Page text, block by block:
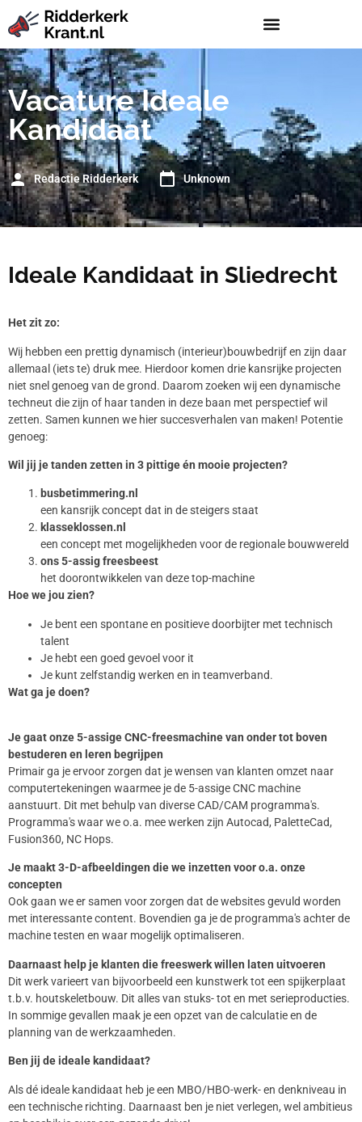
Vacature Ideale
Kandidaat
Redactie Ridderkerk Unknown
Ideale Kandidaat in Sliedrecht
Het zit zo:
Wij hebben een prettig dynamisch (interieur)bouwbedrijf en zijn daar
allemaal (iets te) druk mee. Hierdoor komen drie kansrijke projecten
niet snel genoeg van de grond. Daarom zoeken wij een dynamische
techneut die zijn of haar tanden in deze baan met perspectief wil
zetten. Samen kunnen we hier succesverhalen van maken! Potentie
genoeg:
Wil jij je tanden zetten in 3 pittige én mooie projecten?
busbetimmering.nl
een kansrijk concept dat in de steigers staat
klasseklossen.nl
een concept met mogelijkheden voor de regionale bouwwereld
ons 5-assig freesbeest
het doorontwikkelen van deze top-machine
Hoe we jou zien?
Je bent een spontane en positieve doorbijter met technisch
talent
Je hebt een goed gevoel voor it
Je kunt zelfstandig werken en in teamverband.
Wat ga je doen?
Je gaat onze 5-assige CNC-freesmachine van onder tot boven
bestuderen en leren begrijpen
Primair ga je ervoor zorgen dat je wensen van klanten omzet naar
computertekeningen waarmee je de 5-assige CNC machine
aanstuurt. Dit met behulp van diverse CAD/CAM programma's.
Programma's waar we o.a. mee werken zijn Autocad, PaletteCad,
Fusion360, NC Hops.
Je maakt 3-D-afbeeldingen die we inzetten voor o.a. onze
concepten
Ook gaan we er samen voor zorgen dat de websites gevuld worden
met interessante content. Bovendien ga je de programma's achter de
machine testen en waar mogelijk optimaliseren.
Daarnaast help je klanten die freeswerk willen laten uitvoeren
Dit werk varieert van bijvoorbeeld een kunstwerk tot een spijkerplaat
t.b.v. houtskeletbouw. Dit alles van stuks- tot en met serieproducties.
In sommige gevallen maak je een opzet van de calculatie en de
planning van de werkzaamheden.
Ben jij de ideale kandidaat?
Als dé ideale kandidaat heb je een MBO/HBO-werk- en denkniveau in
een technische richting. Daarnaast ben je niet verlegen, wel ambitieus